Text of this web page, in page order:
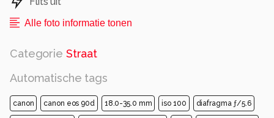
Alle foto informatie tonen
Categorie Straat
Automatische tags
canon canon eos 90d 18.0-35.0 mm iso 100 diafragma ƒ/5.6